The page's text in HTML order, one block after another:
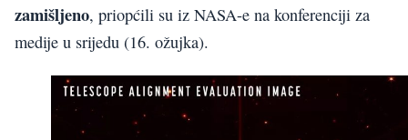
zamišljeno, priopćili su iz NASA-e na konferenciji za
medije u srijedu (16. ožujka).